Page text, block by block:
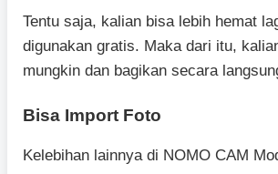
Tentu saja, kalian bisa lebih hemat
digunakan gratis. Maka dari itu,
mungkin dan bagikan secara
Bisa Import Foto
Kelebihan lainnya di NOMO CAM